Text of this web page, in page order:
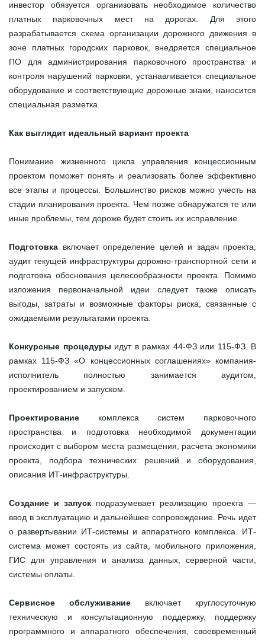
инвестор обязуется организовать необходимое количество
платных парковочных мест на дорогах. Для этого
разрабатывается схема организации дорожного движения в
зоне платных городских парковок, внедряется специальное
ПО для администрирования парковочного пространства и
контроля нарушений парковки, устанавливается специальное
оборудование и соответствующие дорожные знаки, наносится
специальная разметка.
Как выглядит идеальный вариант проекта
Понимание жизненного цикла управления концессионным
проектом поможет понять и реализовать более эффективно
все этапы и процессы. Большинство рисков можно учесть на
стадии планирования проекта. Чем позже обнаружатся те или
иные проблемы, тем дороже будет стоить их исправление.
Подготовка включает определение целей и задач проекта,
аудит текущей инфраструктуры дорожно-транспортной сети и
подготовка обоснования целесообразности проекта. Помимо
изложения первоначальной идеи следует также описать
выгоды, затраты и возможные факторы риска, связанные с
ожидаемыми результатами проекта.
Конкурсные процедуры идут в рамках 44-ФЗ или 115-ФЗ. В
рамках 115-ФЗ «О концессионных соглашениях» компания-
исполнитель полностью занимается аудитом,
проектированием и запуском.
Проектирование комплекса систем парковочного
пространства и подготовка необходимой документации
происходит с выбором места размещения, расчета экономики
проекта, подбора технических решений и оборудования,
описания ИТ-инфраструктуры.
Создание и запуск подразумевает реализацию проекта —
ввод в эксплуатацию и дальнейшее сопровождение. Речь идет
о развертывании ИТ-системы и аппаратного комплекса. ИТ-
система может состоять из сайта, мобильного приложения,
ГИС для управления и анализа данных, серверной части,
системы оплаты.
Сервисное обслуживание включает круглосуточную
техническую и консультационную поддержку, поддержку
программного и аппаратного обеспечения, своевременный